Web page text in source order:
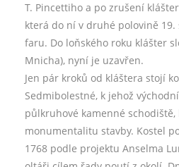
T. Pincettiho a po zrušení
která do ní v druhé polovině
faru. Do loňského roku klášter
Mnicha), nyní je uzavřen.
Jen pár kroků od kláštera stojí
Sedmibolestné, k jehož
půlkruhové kamenné
monumentalitu stavby. Kostel
1768 podle projektu Anselma